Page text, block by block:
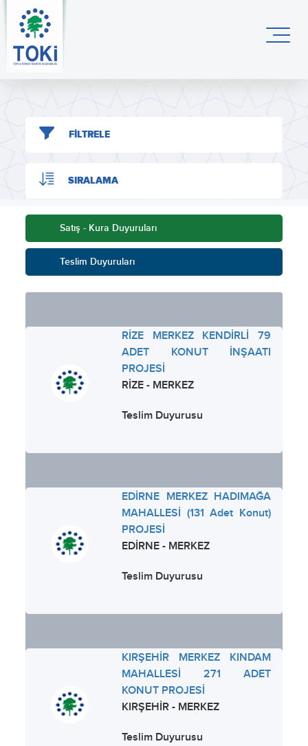
FİLTRELE
SIRALAMA
Satış - Kura Duyuruları
Teslim Duyuruları
RİZE MERKEZ KENDİRLİ 79
ADET KONUT İNŞAATI
PROJESİ
RİZE - MERKEZ
Teslim Duyurusu
EDİRNE MERKEZ HADIMAĞA
MAHALLESİ (131 Adet Konut)
PROJESİ
EDİRNE - MERKEZ
Teslim Duyurusu
KIRŞEHİR MERKEZ KINDAM
MAHALLESİ 271 ADET
KONUT PROJESİ
KIRŞEHİR - MERKEZ
Teslim Duyurusu